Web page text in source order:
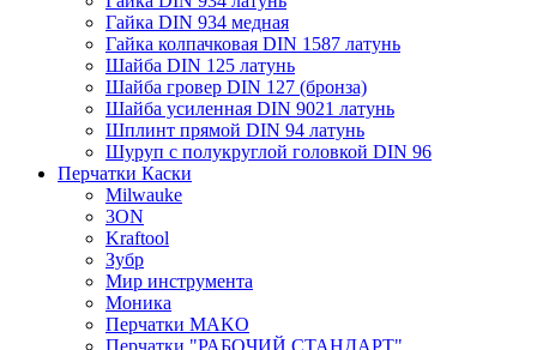
Гайка DIN 934 медная
Гайка колпачковая DIN 1587 латунь
Шайба DIN 125 латунь
Шайба гровер DIN 127 (бронза)
Шайба усиленная DIN 9021 латунь
Шплинт прямой DIN 94 латунь
Шуруп с полукруглой головкой DIN 96
Перчатки Каски
Milwauke
3ON
Kraftool
Зубр
Мир инструмента
Моника
Перчатки MAKO
Перчатки "РАБОЧИЙ СТАНДАРТ"